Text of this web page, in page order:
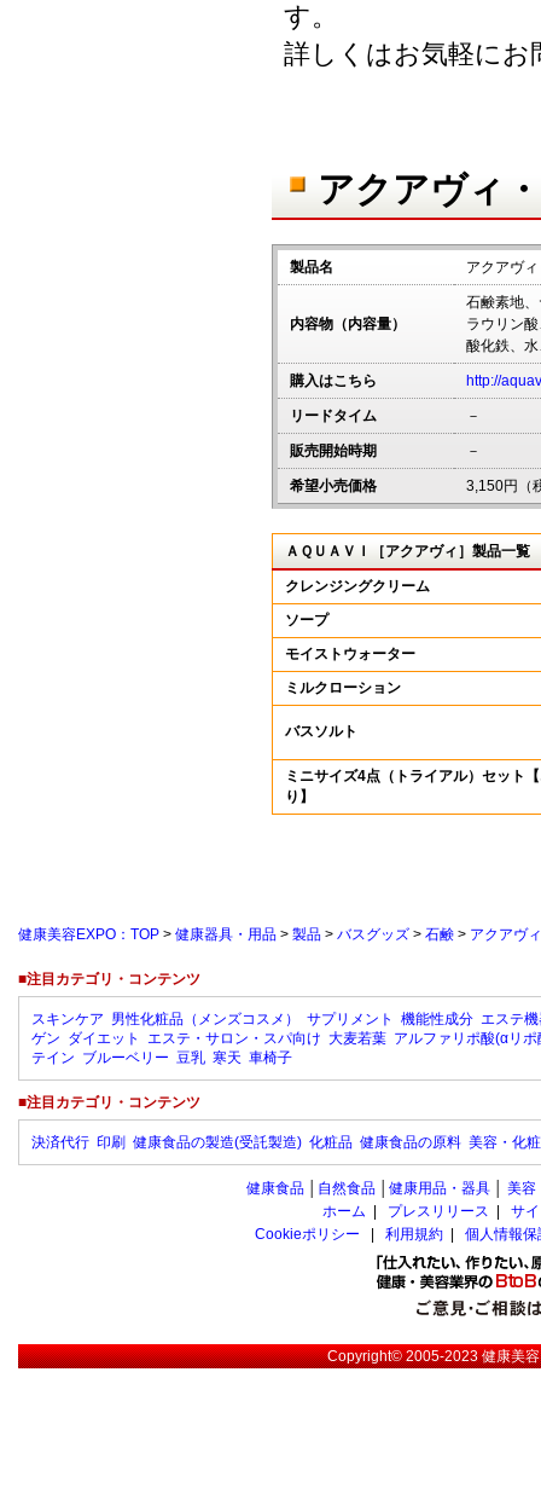
す。
詳しくはお気軽にお
アクアヴィ
製品名 アクアヴ
内容物（内容量）
石鹸素地
ラウリン
酸化鉄、
購入はこちら http://
リードタイム －
販売開始時期 －
希望小売価格 3,150円（
ＡＱＵＡＶＩ［アクアヴィ］製品一覧
クレンジングクリーム
ソープ
モイストウォーター
ミルクローション
バスソルト
ミニサイズ4点（トライアル）セット
り】
健康美容EXPO：TOP > 健康器具・用品 > 製品 > バスグッズ > 石鹸 > アクアヴ
■注目カテゴリ・コンテンツ
スキンケア 男性化粧品（メンズコスメ） サプリメント 機能性成分 エステ
ゲン ダイエット エステ・サロン・スパ向け 大麦若葉 アルファリポ酸(αリポ
テイン ブルーベリー 豆乳 寒天 車椅子
■注目カテゴリ・コンテンツ
決済代行 印刷 健康食品の製造(受託製造) 化粧品 健康食品の原料 美容・化
健康食品 自然食品 健康用品・器具 美容
ホーム
プレスリリース
サ
Cookieポリシー
利用規約 個人情報
Copyright© 2005-2023健康美